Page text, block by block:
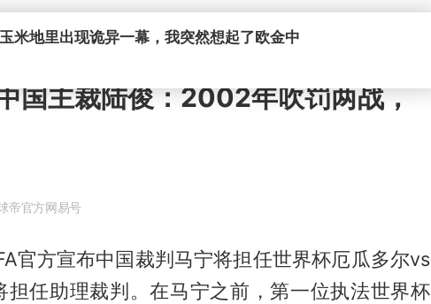
米地里出现诡异一幕，我突然想起了欧金中
国主裁陆俊：2002年吹罚两战，
帝官方网易号
官方宣布中国裁判马宁将担任世界杯厄瓜多尔vs
担任助理裁判。在马宁之前，第一位执法世界杯